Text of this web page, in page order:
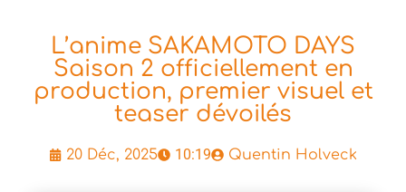
L’anime SAKAMOTO DAYS
Saison 2 officiellement en
production, premier visuel et
teaser dévoilés
20 Déc, 2025 10:19 Quentin Holveck